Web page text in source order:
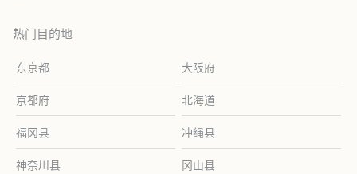
热门目的地
东京都 大阪府
京都府 北海道
福冈县 冲绳县
神奈川县 冈山县